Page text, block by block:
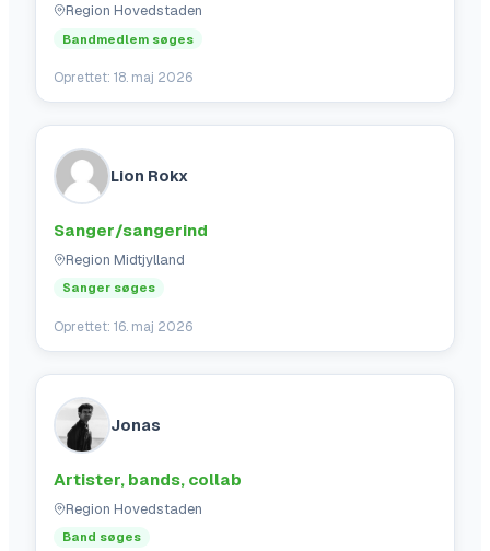
Region Hovedstaden
Bandmedlem søges
Oprettet: 18. maj 2026
Lion Rokx
Sanger/sangerind
Region Midtjylland
Sanger søges
Oprettet: 16. maj 2026
Jonas
Artister, bands, collab
Region Hovedstaden
Band søges